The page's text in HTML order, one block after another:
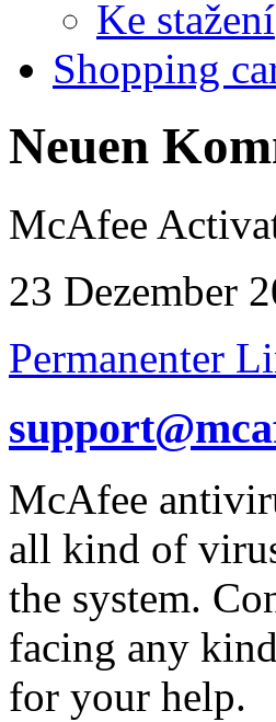
Ke stažení
Shopping
Neuen
McAfee
23 Dezember
Permanenter
McAfee
all kind of
the system.
facing any
for your help.